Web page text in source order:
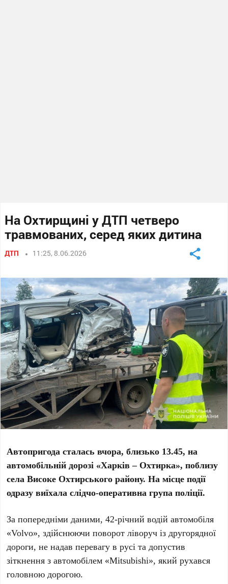
На Охтирщині у ДТП четверо
травмованих, серед яких дитина
ДТП 11:25, 8.06.2026
Автопригода сталась вчора, близько 13.45, на
автомобільній дорозі «Харків – Охтирка», поблизу
села Високе Охтирського району. На місце події
одразу виїхала слідчо-оперативна група поліції.
За попередніми даними, 42-річний водій автомобіля
«Volvo», здійснюючи поворот ліворуч із другорядної
дороги, не надав перевагу в русі та допустив
зіткнення з автомобілем «Mitsubishi», який рухався
головною дорогою.